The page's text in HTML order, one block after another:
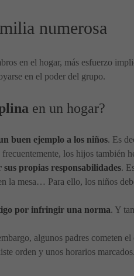
numerosa
en el hogar, más esfuerzo
en el poder del grupo.
en un hogar?
buen ejemplo a los niños. Es
los hijos también
propias responsabilidades.
la mesa… Para ello, los niños
por infringir una norma. Y
algunos padres cometen
orden y unos horarios marcados.